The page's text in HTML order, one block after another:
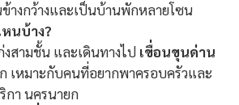
งกว้างและเป็นบ้านพักหลายโซน
นบ้าง?
งสามชั้น และเดินทางไป เขื่อนขุนด่าน
เหมาะกับคนที่อยากพาครอบครัวและ
กา นครนายก